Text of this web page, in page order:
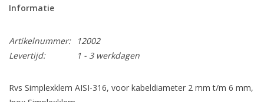
Informatie
Artikelnummer:
12002
Levertijd:
1 - 3 werkdagen
Rvs Simplexklem AISI-316, voor kabeldiameter 2 mm t/m 6 mm,